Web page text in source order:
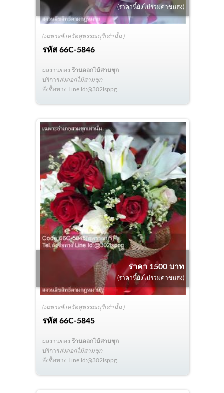
(เฉพาะจังหวัดสุพรรณบุรีเท่านั้น )
รหัส66C-5846
(ราคานี้ยังไม่รวมค่าขนส่ง)
ผลงานของ ร้านดอกไม้สามชุก
บริการส่งดอกไม้สามชุก
สั่งซื้อทาง Line Id:@302lsppg
(เฉพาะจังหวัดสุพรรณบุรีเท่านั้น )
รหัส66C-5845
ราคา 1500 บาท
(ราคานี้ยังไม่รวมค่าขนส่ง)
ผลงานของ ร้านดอกไม้สามชุก
บริการส่งดอกไม้สามชุก
สั่งซื้อทาง Line Id:@302lsppg